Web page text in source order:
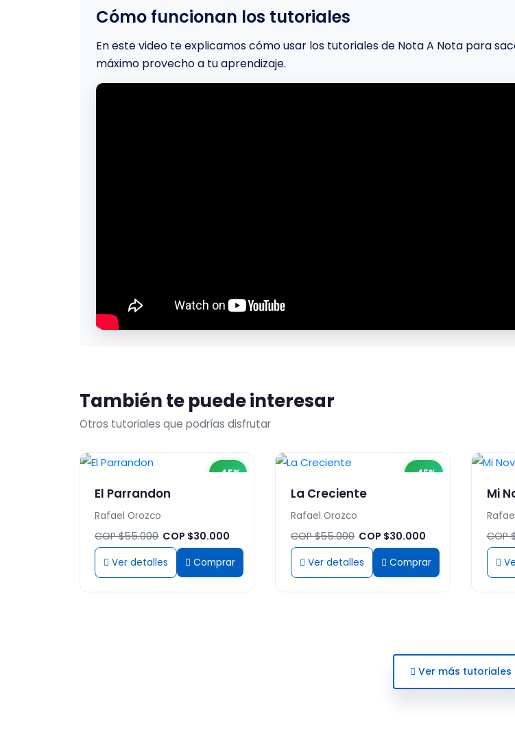
Cómo funcionan los tutoriales
En este video te explicamos cómo usar los tutoriales de Nota A Nota para
máximo provecho a tu aprendizaje.
También te puede interesar
Otros tutoriales que podrías disfrutar
-45%
El Parrandon
Rafael Orozco
COP $55.000 COP $30.000
Ver detalles Comprar
-45%
La Creciente
Rafael Orozco
COP $55.000 COP $30.000
Ver detalles Comprar
Mi
COP
Ver más tutoriales